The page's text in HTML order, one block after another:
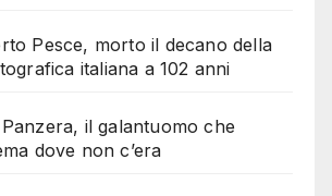
Pesce, morto il decano della
italiana a 102 anni
il galantuomo che
dove non c’era